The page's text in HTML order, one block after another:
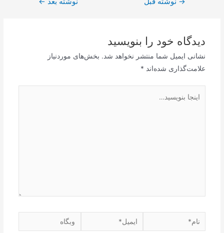
دیدگاه‌ خود را بنویسید
نشانی ایمیل شما منتشر نخواهد شد. بخش‌های موردنیاز
علامت‌گذاری شده‌اند *
بنویسید…
نام* ایمیل* وبگاه